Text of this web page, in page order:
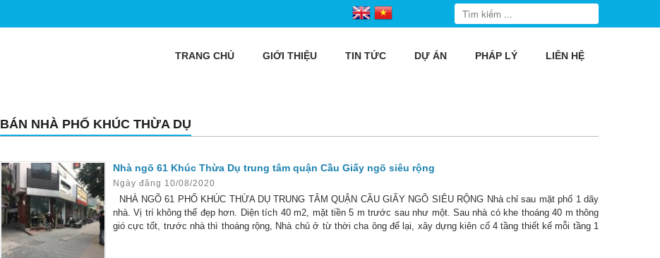
TRANG CHỦ GIỚI THIỆU TIN TỨC DỰ ÁN PHÁP LÝ LIÊN HỆ
BÁN NHÀ PHỐ KHÚC THỪA DỤ
Nhà ngõ 61 Khúc Thừa Dụ trung tâm quận Cầu Giấy ngõ siêu rộng
Ngày đăng 10/08/2020
NHÀ NGÕ 61 PHỐ KHÚC THỪA DỤ TRUNG TÂM QUẬN CẦU GIẤY NGÕ SIÊU RỘNG Nhà chỉ sau mặt phố 1 dãy
nhà. Vị trí không thể đẹp hơn. Diện tích 40 m2, mặt tiền 5 m trước sau như một. Sau nhà có khe thoáng 40 m thông
gió cực tốt, trước nhà thì thoáng rộng, Nhà chủ ở từ thời cha ông để lại, xây dựng kiên cố 4 tầng thiết kế mỗi tầng 1